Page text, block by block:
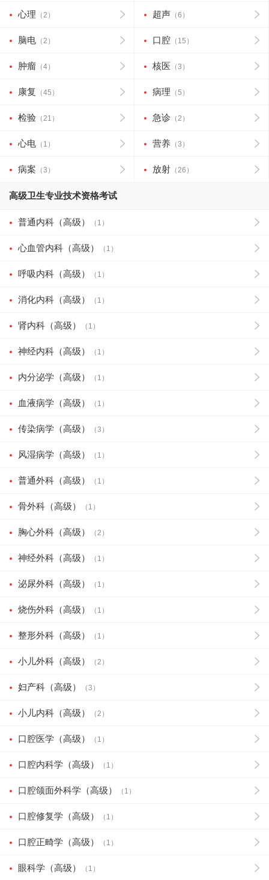
心理 （2） 超声 （6）
脑电 （2） 口腔 （15）
肿瘤 （4） 核医 （3）
康复 （45） 病理 （5）
检验 （21） 急诊 （2）
心电 （1） 营养 （3）
病案 （3） 放射 （26）
高级卫生专业技术资格考试
普通内科（高级） （1）
心血管内科（高级） （1）
呼吸内科（高级） （1）
消化内科（高级） （1）
肾内科（高级） （1）
神经内科（高级） （1）
内分泌学（高级） （1）
血液病学（高级） （1）
传染病学（高级） （3）
风湿病学（高级） （1）
普通外科（高级） （1）
骨外科（高级） （1）
胸心外科（高级） （2）
神经外科（高级） （1）
泌尿外科（高级） （1）
烧伤外科（高级） （1）
整形外科（高级） （1）
小儿外科（高级） （2）
妇产科（高级） （3）
小儿内科（高级） （2）
口腔医学（高级） （1）
口腔内科学（高级） （1）
口腔颌面外科学（高级） （1）
口腔修复学（高级） （1）
口腔正畸学（高级） （1）
眼科学（高级） （1）